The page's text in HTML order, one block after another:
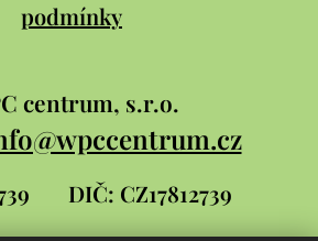
podmínky
centrum, s.r.o.
DIČ: CZ17812739